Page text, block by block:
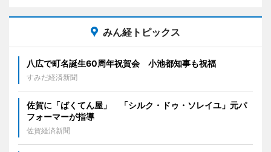
みん経トピックス
八広で町名誕生60周年祝賀会 小池都知事も祝福
すみだ経済新聞
佐賀に「ばくてん屋」 「シルク・ドゥ・ソレイユ」元パ
フォーマーが指導
佐賀経済新聞